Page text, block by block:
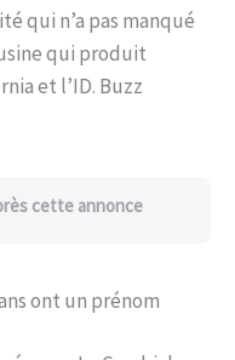
qui n’a pas manqué
qui produit
et l’ID. Buzz
cette annonce
ont un prénom